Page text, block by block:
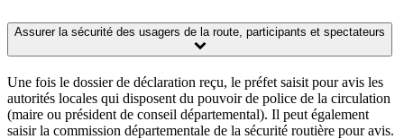
Assurer la sécurité des usagers de la route, participants et spectateurs
Une fois le dossier de déclaration reçu, le préfet saisit pour avis les
autorités locales qui disposent du pouvoir de police de la circulation
(maire ou président de conseil départemental). Il peut également
saisir la commission départementale de la sécurité routière pour avis.